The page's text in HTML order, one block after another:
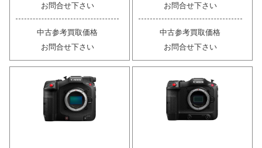
お問合せ下さい
中古参考買取価格
お問合せ下さい
お問合せ下さい
中古参考買取価格
お問合せ下さい